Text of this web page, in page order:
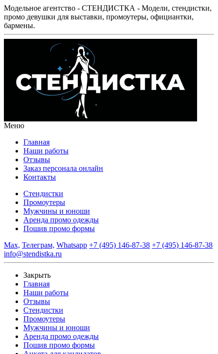
Модельное агентство - СТЕНДИСТКА - Модели, стендистки,
промо девушки для выставки, промоутеры, официантки,
бармены.
Меню
Главная
Наши работы
Отзывы
Заказ персонала онлайн
Контакты
Стендистки
Промоутеры
Мужчины и юноши
Аренда промо одежды
Пошив промо формы
Max, Телеграм, Whatsapp +7 (495) 146-87-38 +7 (495) 146-87-38
info@stendistka.ru
Закрыть
Главная
Наши работы
Отзывы
Стендистки
Промоутеры
Мужчины и юноши
Аренда промо одежды
Пошив промо формы